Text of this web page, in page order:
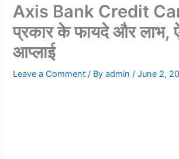
Axis Bank Credit
प्रकार के फायदे और लाभ,
आप्लाई
Leave a Comment / Byadmin/June 2,